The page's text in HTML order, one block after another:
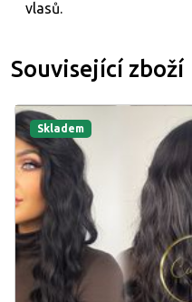
vlasů.
Související zboží
Skladem